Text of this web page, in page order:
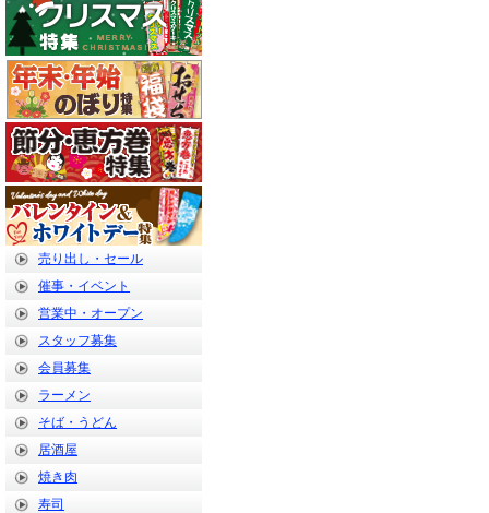
売り出し・セール
催事・イベント
営業中・オープン
スタッフ募集
会員募集
ラーメン
そば・うどん
居酒屋
焼き肉
寿司